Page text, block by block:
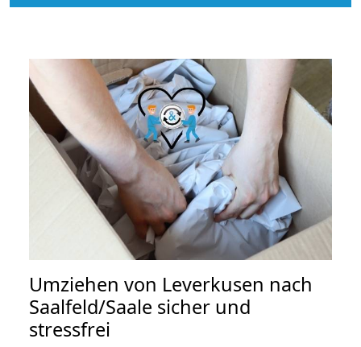
Umziehen von Leverkusen nach
Saalfeld/Saale sicher und
stressfrei